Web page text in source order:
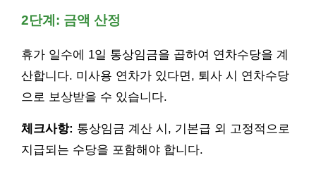
2단계: 금액 산정
휴가 일수에 1일 통상임금을 곱하여 연차수당을 계
산합니다. 미사용 연차가 있다면, 퇴사 시 연차수당
으로 보상받을 수 있습니다.
체크사항: 통상임금 계산 시, 기본급 외 고정적으로
지급되는 수당을 포함해야 합니다.